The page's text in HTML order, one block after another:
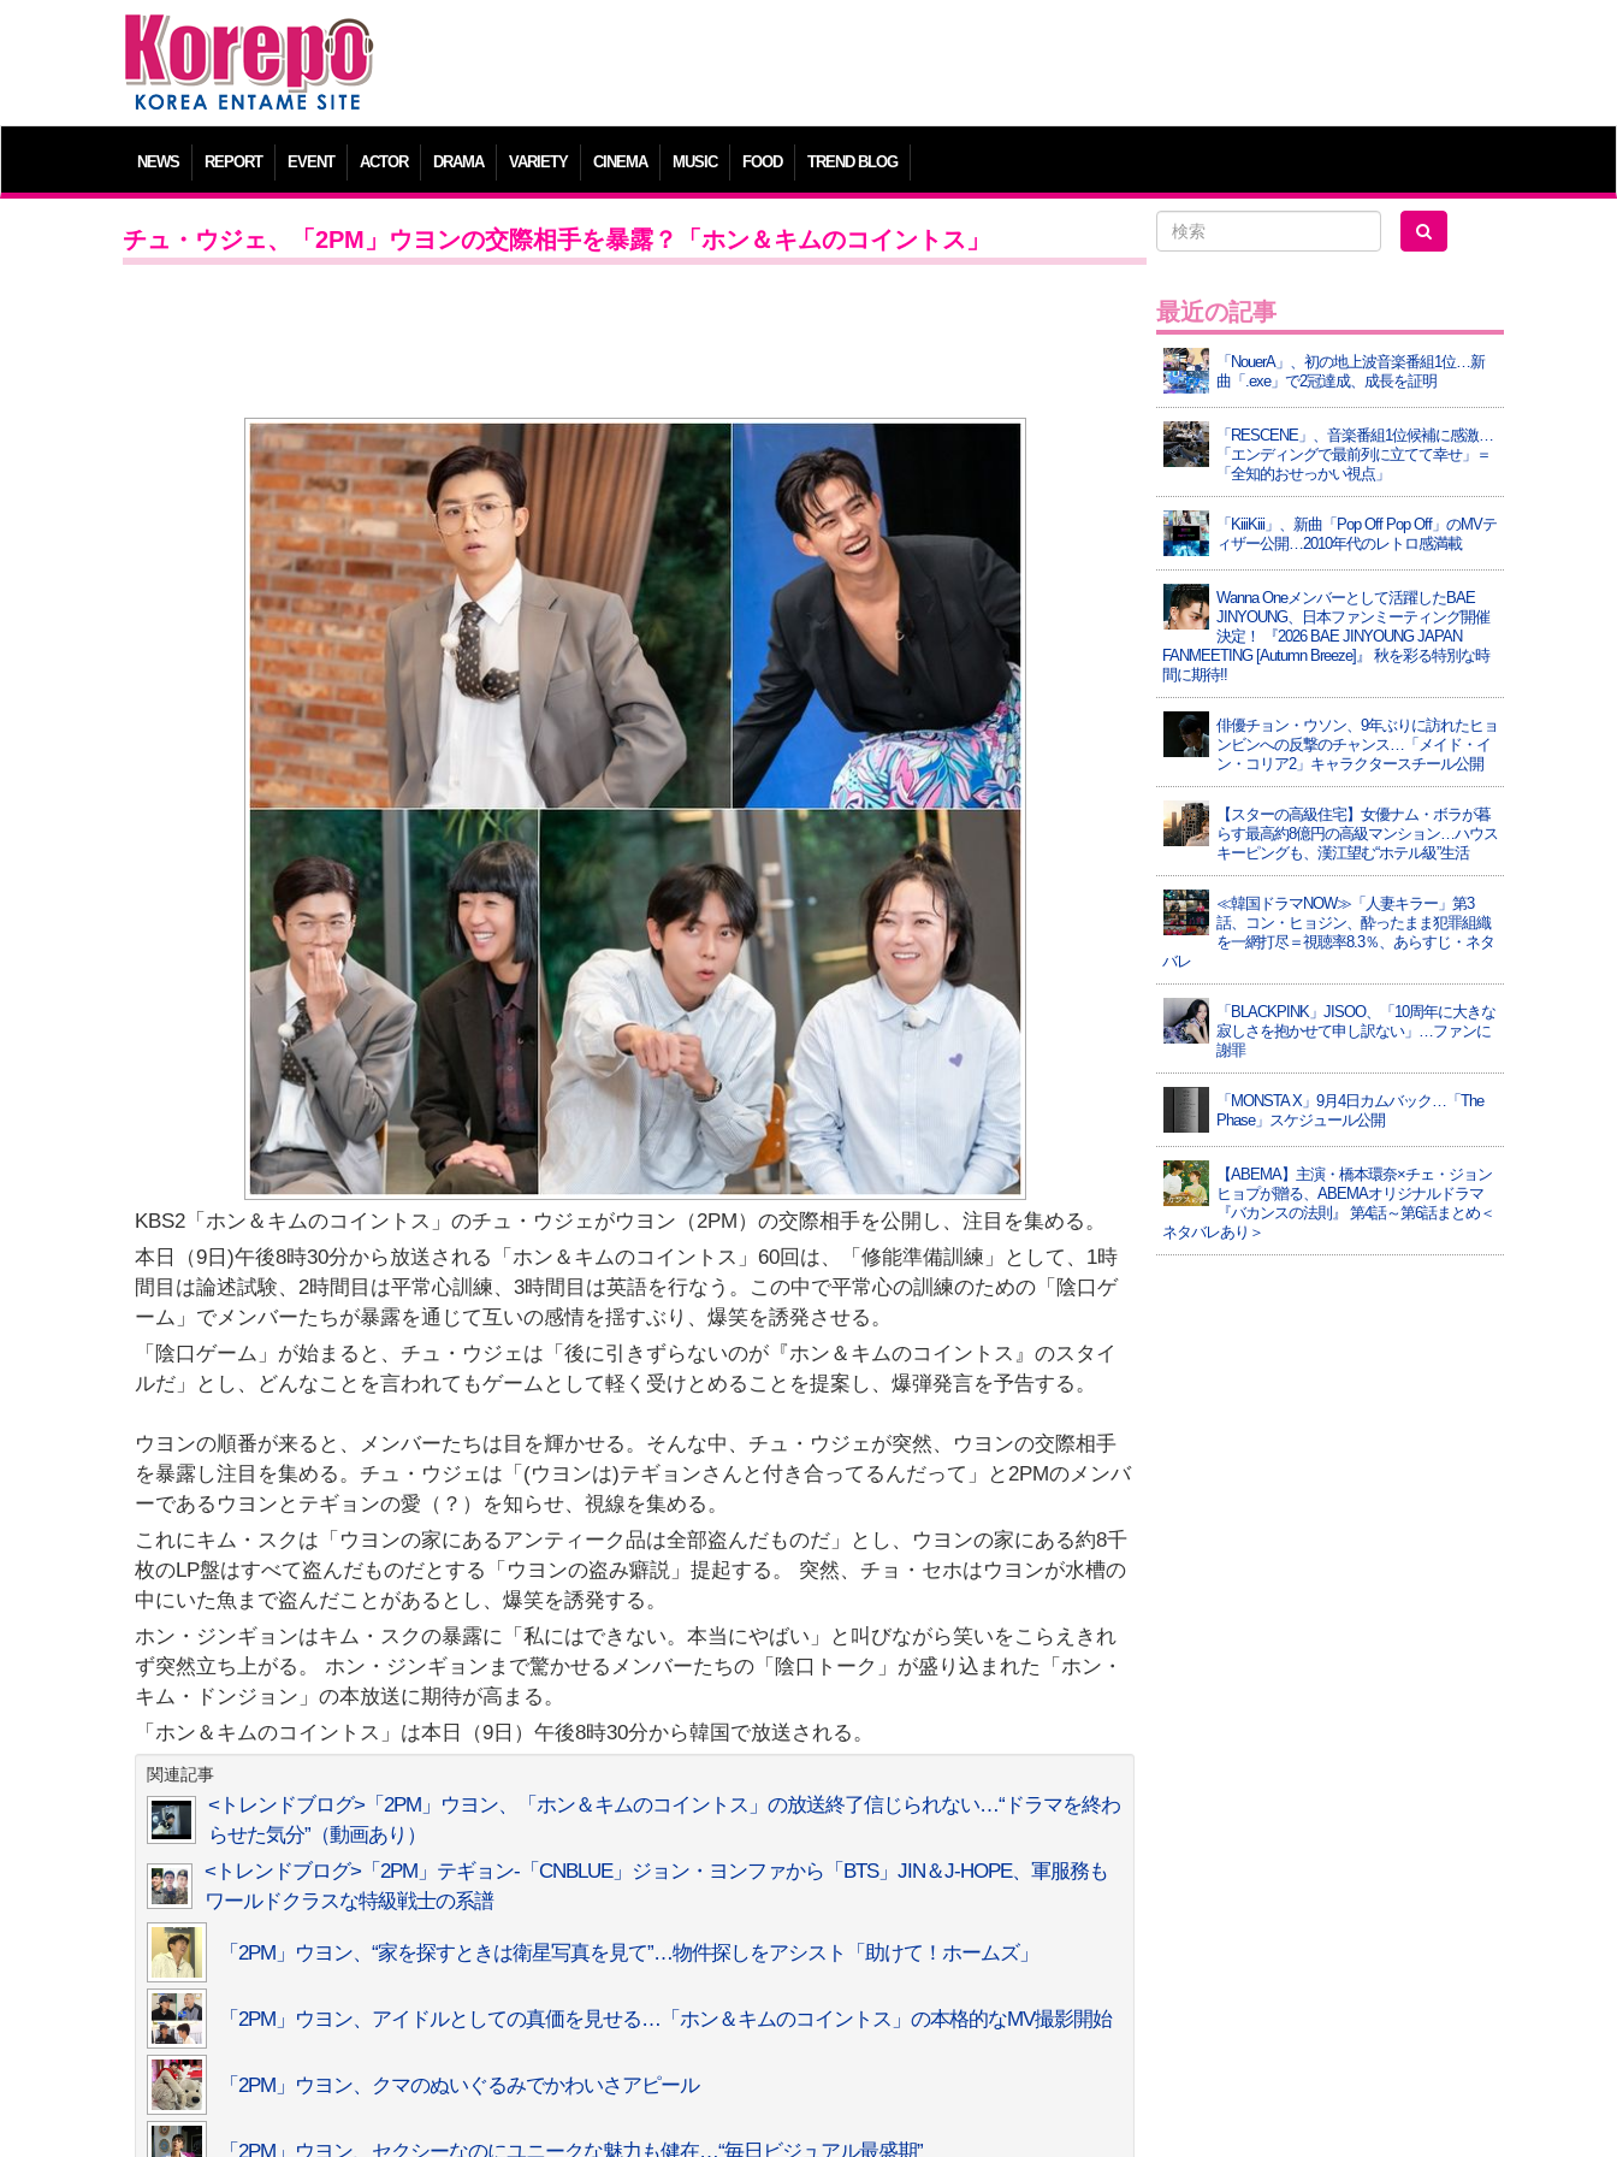
NEWS REPORT EVENT ACTOR DRAMA VARIETY CINEMA MUSIC FOOD TREND BLOG
チュ・ウジェ、「2PM」ウヨンの交際相手を暴露？「ホン＆キムのコイントス」
KBS2「ホン＆キムのコイントス」のチュ・ウジェがウヨン（2PM）の交際相手を公開し、注目を集める。
本日（9日)午後8時30分から放送される「ホン＆キムのコイントス」60回は、「修能準備訓練」として、1時
間目は論述試験、2時間目は平常心訓練、3時間目は英語を行なう。この中で平常心の訓練のための「陰口ゲ
ーム」でメンバーたちが暴露を通じて互いの感情を揺すぶり、爆笑を誘発させる。
「陰口ゲーム」が始まると、チュ・ウジェは「後に引きずらないのが『ホン＆キムのコイントス』のスタイ
ルだ」とし、どんなことを言われてもゲームとして軽く受けとめることを提案し、爆弾発言を予告する。
ウヨンの順番が来ると、メンバーたちは目を輝かせる。そんな中、チュ・ウジェが突然、ウヨンの交際相手
を暴露し注目を集める。チュ・ウジェは「(ウヨンは)テギョンさんと付き合ってるんだって」と2PMのメンバ
ーであるウヨンとテギョンの愛（？）を知らせ、視線を集める。
これにキム・スクは「ウヨンの家にあるアンティーク品は全部盗んだものだ」とし、ウヨンの家にある約8千
枚のLP盤はすべて盗んだものだとする「ウヨンの盗み癖説」提起する。 突然、チョ・セホはウヨンが水槽の
中にいた魚まで盗んだことがあるとし、爆笑を誘発する。
ホン・ジンギョンはキム・スクの暴露に「私にはできない。本当にやばい」と叫びながら笑いをこらえきれ
ず突然立ち上がる。 ホン・ジンギョンまで驚かせるメンバーたちの「陰口トーク」が盛り込まれた「ホン・
キム・ドンジョン」の本放送に期待が高まる。
「ホン＆キムのコイントス」は本日（9日）午後8時30分から韓国で放送される。
関連記事
<トレンドブログ>「2PM」ウヨン、「ホン＆キムのコイントス」の放送終了信じられない…“ドラマを終わ
らせた気分”（動画あり）
<トレンドブログ>「2PM」テギョン-「CNBLUE」ジョン・ヨンファから「BTS」JIN＆J-HOPE、軍服務も
ワールドクラスな特級戦士の系譜
「2PM」ウヨン、“家を探すときは衛星写真を見て”…物件探しをアシスト「助けて！ホームズ」
「2PM」ウヨン、アイドルとしての真価を見せる…「ホン＆キムのコイントス」の本格的なMV撮影開始
「2PM」ウヨン、クマのぬいぐるみでかわいさアピール
「2PM」ウヨン、セクシーなのにユニークな魅力も健在…“毎日ビジュアル最盛期”
最近の記事
「NouerA」、初の地上波音楽番組1位…新
曲「.exe」で2冠達成、成長を証明
「RESCENE」、音楽番組1位候補に感激…
「エンディングで最前列に立てて幸せ」＝
「全知的おせっかい視点」
「KiiiKiii」、新曲「Pop Off Pop Off」のMVテ
ィザー公開…2010年代のレトロ感満載
Wanna Oneメンバーとして活躍したBAE
JINYOUNG、日本ファンミーティング開催
決定！ 『2026 BAE JINYOUNG JAPAN
FANMEETING [Autumn Breeze]』 秋を彩る特別な時
間に期待!!
俳優チョン・ウソン、9年ぶりに訪れたヒョ
ンビンへの反撃のチャンス…「メイド・イ
ン・コリア2」キャラクタースチール公開
【スターの高級住宅】女優ナム・ボラが暮
らす最高約8億円の高級マンション…ハウス
キーピングも、漢江望む“ホテル級”生活
≪韓国ドラマNOW≫「人妻キラー」第3
話、コン・ヒョジン、酔ったまま犯罪組織
を一網打尽＝視聴率8.3％、あらすじ・ネタ
バレ
「BLACKPINK」JISOO、「10周年に大きな
寂しさを抱かせて申し訳ない」…ファンに
謝罪
「MONSTA X」9月4日カムバック…「The
Phase」スケジュール公開
【ABEMA】主演・橋本環奈×チェ・ジョン
ヒョプが贈る、ABEMAオリジナルドラマ
『バカンスの法則』 第4話～第6話まとめ＜
ネタバレあり＞